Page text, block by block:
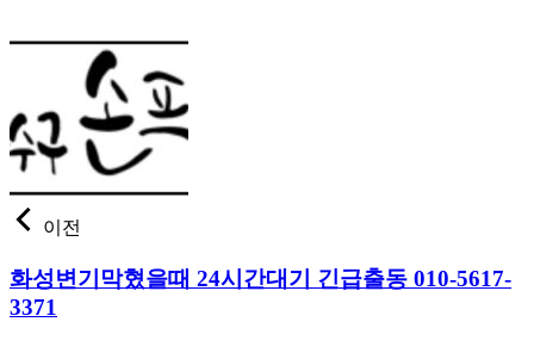
이전
화성변기막혔을때 24시간대기 긴급출동 010-5617-
3371